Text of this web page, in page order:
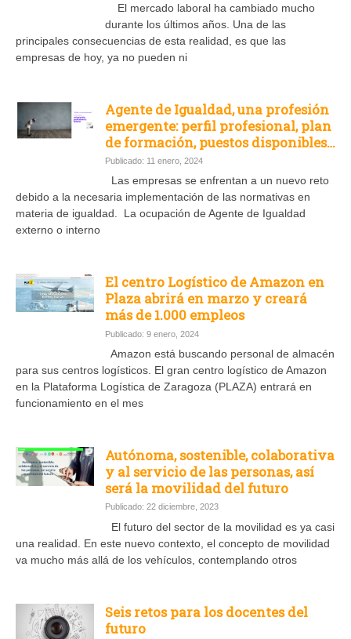
El mercado laboral ha cambiado mucho
durante los últimos años. Una de las
principales consecuencias de esta realidad, es que las
empresas de hoy, ya no pueden ni
Agente de Igualdad, una profesión
emergente: perfil profesional, plan
de formación, puestos disponibles…
Publicado: 11 enero, 2024
Las empresas se enfrentan a un nuevo reto
debido a la necesaria implementación de las normativas en
materia de igualdad. La ocupación de Agente de Igualdad
externo o interno
El centro Logístico de Amazon en
Plaza abrirá en marzo y creará
más de 1.000 empleos
Publicado: 9 enero, 2024
Amazon está buscando personal de almacén
para sus centros logísticos. El gran centro logístico de Amazon
en la Plataforma Logística de Zaragoza (PLAZA) entrará en
funcionamiento en el mes
Autónoma, sostenible, colaborativa
y al servicio de las personas, así
será la movilidad del futuro
Publicado: 22 diciembre, 2023
El futuro del sector de la movilidad es ya casi
una realidad. En este nuevo contexto, el concepto de movilidad
va mucho más allá de los vehículos, contemplando otros
Seis retos para los docentes del
futuro